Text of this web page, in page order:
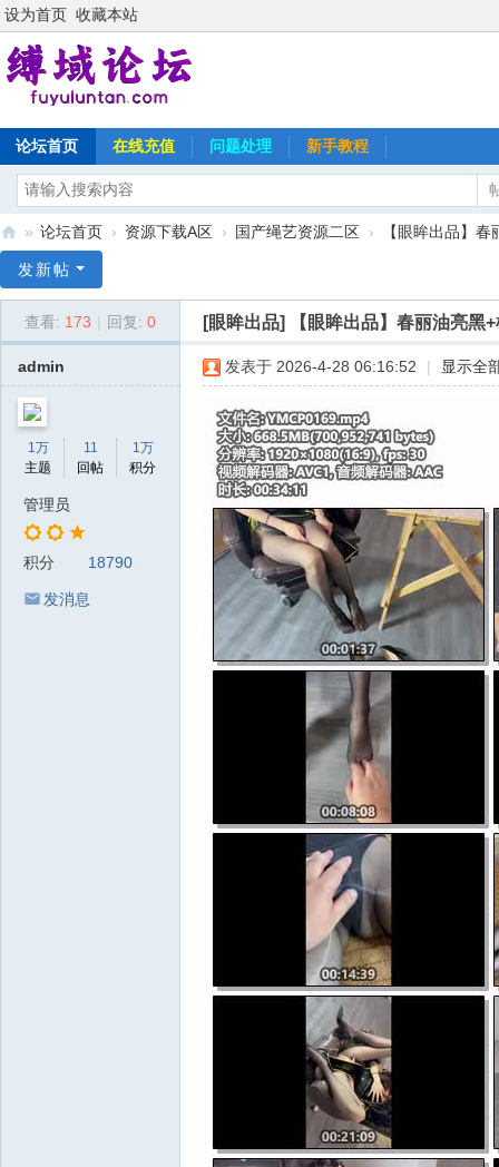
设为首页 收藏本站
论坛首页 在线充值 问题处理 新手教程
域
» 论坛首页 › 资源下载A区 › 国产绳艺资源二区 › 【眼眸出品】
发新帖
查看: 173 回复: 0 [眼眸出品] 【眼眸出品】春丽油亮黑
admin
1万
主题
11
回帖
1万
积分
管理员
积分 18790
发消息
发表于 2026-4-28 06:16:52 显示全